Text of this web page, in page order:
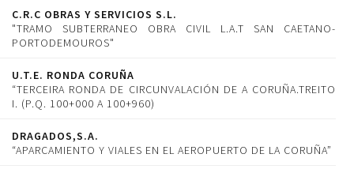
C.R.C OBRAS Y SERVICIOS S.L.
"TRAMO SUBTERRANEO OBRA CIVIL L.A.T SAN CAETANO-
PORTODEMOUROS"
U.T.E. RONDA CORUÑA
“TERCEIRA RONDA DE CIRCUNVALACIÓN DE A CORUÑA.TREITO
I. (P.Q. 100+000 A 100+960)
DRAGADOS,S.A.
“APARCAMIENTO Y VIALES EN EL AEROPUERTO DE LA CORUÑA”